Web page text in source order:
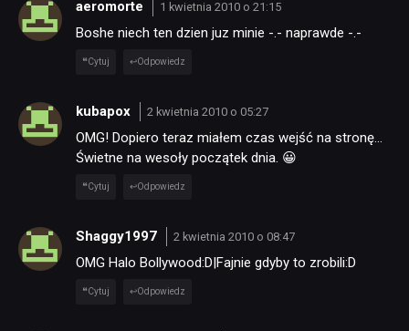
aeromorte 1 kwietnia 2010 o 21:15
Boshe niech ten dzien juz minie -.- naprawde -.-
Cytuj Odpowiedz
kubapox 2 kwietnia 2010 o 05:27
OMG! Dopiero teraz miałem czas wejść na stronę…
Świetne na wesoły początek dnia. 😀
Cytuj Odpowiedz
Shaggy1997 2 kwietnia 2010 o 08:47
OMG Halo Bollywood:D|Fajnie gdyby to zrobili:D
Cytuj Odpowiedz